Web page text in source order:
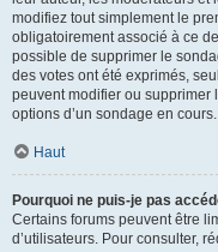
modifiez tout simplement le
obligatoirement associé à ce
possible de supprimer le
des votes ont été exprimés,
peuvent modifier ou supprimer
options d’un sondage en cours.
Haut
Pourquoi ne puis-je pas
Certains forums peuvent être
d’utilisateurs. Pour consulter,